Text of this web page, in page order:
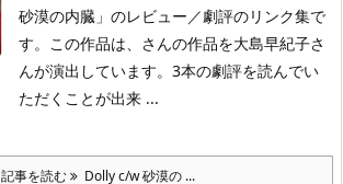
砂漠の内臓」のレビュー／劇評のリンク集で
す。この作品は、さんの作品を大島早紀子さ
んが演出しています。3本の劇評を読んでい
ただくことが出来 ...
記事を読む Dolly c/w 砂漠の ...